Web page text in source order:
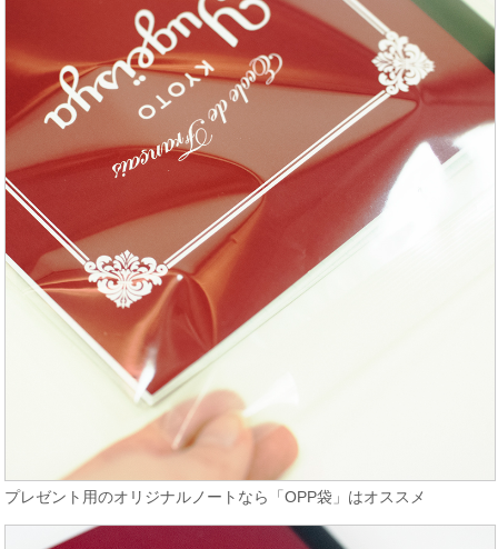
プレゼント用のオリジナルノートなら「OPP袋」はオススメ